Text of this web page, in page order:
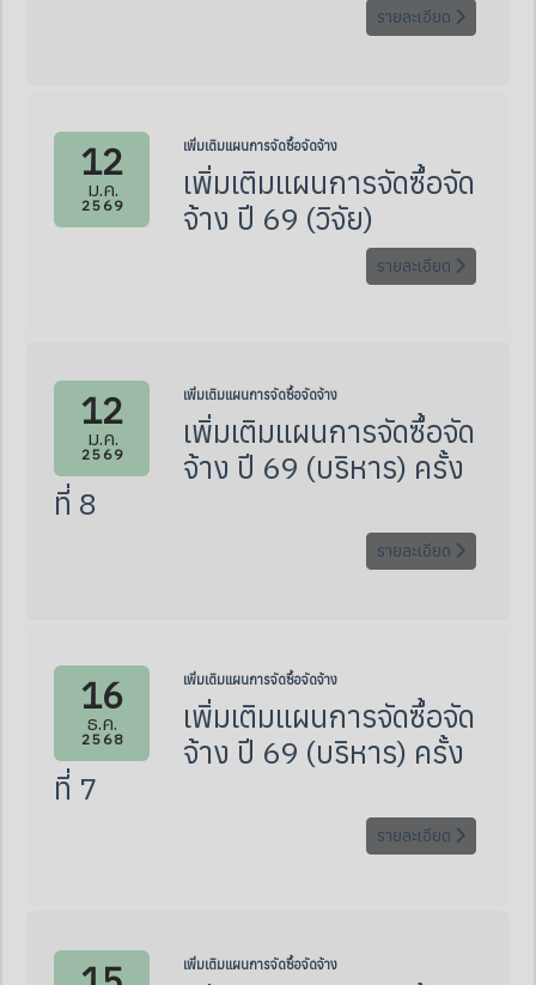
รายละเอียด
12
ม.ค.
2569
เพิ่มเติมแผนการจัดซื้อจัดจ้าง
เพิ่มเติมแผนการจัดซื้อจัด
จ้าง ปี 69 (วิจัย)
รายละเอียด
12
ม.ค.
2569
เพิ่มเติมแผนการจัดซื้อจัดจ้าง
เพิ่มเติมแผนการจัดซื้อจัด
จ้าง ปี 69 (บริหาร) ครั้ง
ที่ 8
รายละเอียด
16
ธ.ค.
2568
เพิ่มเติมแผนการจัดซื้อจัดจ้าง
เพิ่มเติมแผนการจัดซื้อจัด
จ้าง ปี 69 (บริหาร) ครั้ง
ที่ 7
รายละเอียด
เพิ่มเติมแผนการจัดซื้อจัดจ้าง